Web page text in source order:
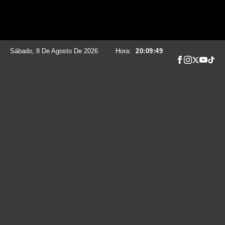
Sábado, 8 De Agosto De 2026 Hora: 20:09:50